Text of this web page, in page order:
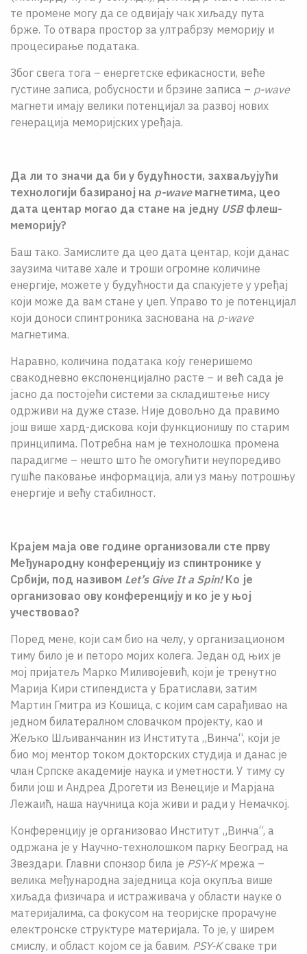
те промене могу да се одвијају чак хиљаду пута
брже. То отвара простор за ултрабрзу меморију и
процесирање података.
Због свега тога – енергетске ефикасности, веће
густине записа, робусности и брзине записа – p-wave
магнети имају велики потенцијал за развој нових
генерација меморијских уређаја.
Да ли то значи да би у будућности, захваљујући
технологији базираној на p-waveмагнетима, цео
дата центар могао да стане на једну USBфлеш-
меморију?
Баш тако. Замислите да цео дата центар, који данас
заузима читаве хале и троши огромне количине
енергије, можете у будућности да спакујете у уређај
који може да вам стане у џеп. Управо то је потенцијал
који доноси спинтроника заснована на p-wave
магнетима.
Наравно, количина података коју генеришемо
свакодневно експоненцијално расте – и већ сада је
јасно да постојећи системи за складиштење нису
одрживи на дуже стазе. Није довољно да правимо
још више хард-дискова који функционишу по старим
принципима. Потребна нам је технолошка промена
парадигме – нешто што ће омогућити неупоредиво
гушће паковање информација, али уз мању потрошњу
енергије и већу стабилност.
Крајем маја ове године организовали сте прву
Међународну конференцију из спинтронике у
Србији, под називом Let’s Give It a Spin!Ко је
организовао ову конференцију и ко је у њој
учествовао?
Поред мене, који сам био на челу, у организационом
тиму било је и петоро мојих колега. Један од њих је
мој пријатељ Марко Миливојевић, који је тренутно
Марија Кири стипендиста у Братислави, затим
Мартин Гмитра из Кошица, с којим сам сарађивао на
једном билатералном словачком пројекту, као и
Жељко Шљиванчанин из Института „Винча“, који је
био мој ментор током докторских студија и данас је
члан Српске академије наука и уметности. У тиму су
били још и Андреа Дрогети из Венеције и Марјана
Лежаић, наша научница која живи и ради у Немачкој.
Конференцију је организовао Институт „Винча“, а
одржана је у Научно-технолошком парку Београд на
Звездари. Главни спонзор била је PSY-Kмрежа –
велика међународна заједница која окупља више
хиљада физичара и истраживача у области науке о
материјалима, са фокусом на теоријске прорачуне
електронске структуре материјала. То је, у ширем
смислу, и област којом се ја бавим. PSY-Kсваке три